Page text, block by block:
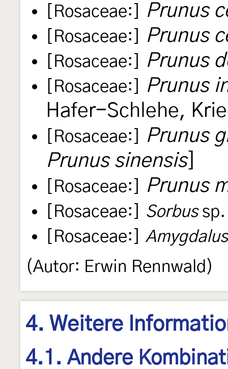
[Rosaceae:] Prunus
[Rosaceae:] Prunus
[Rosaceae:] Prunus
[Rosaceae:]
Prunus
Hafer-Schlehe,
[Rosaceae:]
Prunus
Prunus sinensis]
[Rosaceae:] Prunus
[Rosaceae:] Sorbussp.
[Rosaceae:]
Amygdalus
(Autor: Erwin Rennwald)
4. Weitere
4.1. Andere